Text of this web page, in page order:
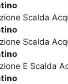
Scalda
Scalda
E Scalda